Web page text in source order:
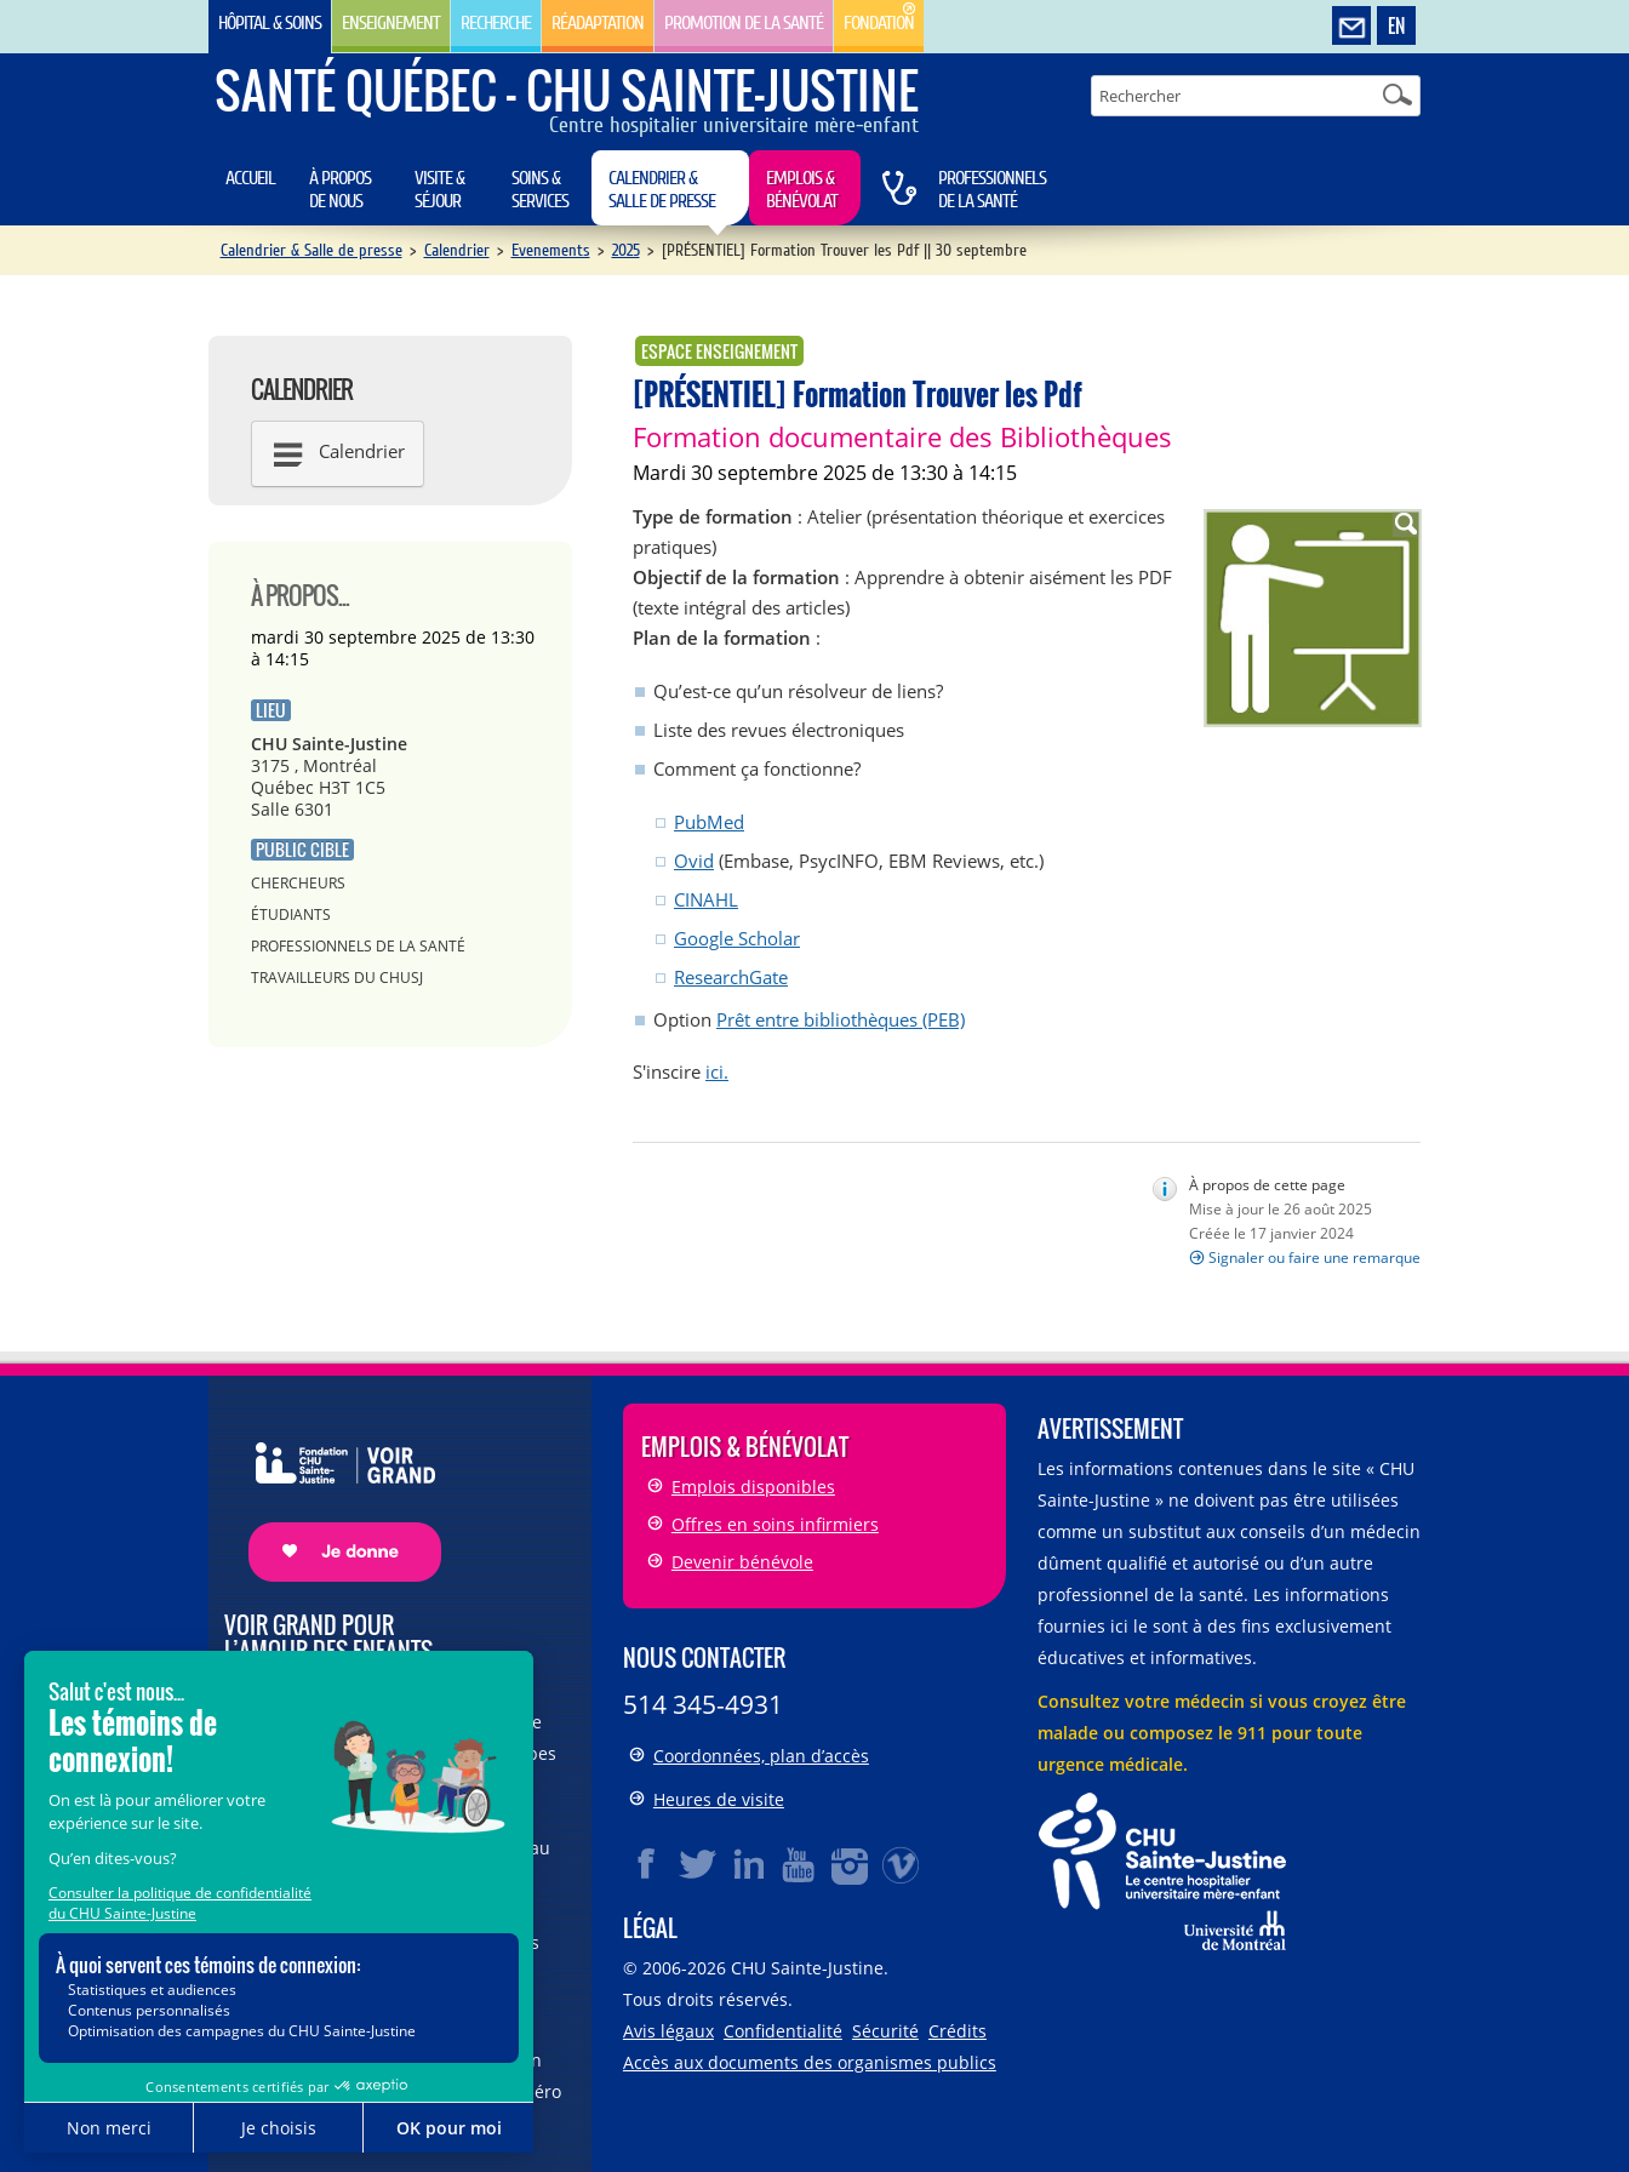
EN
HÔPITAL & SOINS ENSEIGNEMENT RECHERCHE RÉADAPTATION PROMOTION DE LA SANTÉ FONDATION
SANTÉ QUÉBEC - CHU SAINTE-JUSTINE
Centre hospitalier universitaire mère-enfant
ACCUEIL
À PROPOS
DE NOUS
VISITE &
SÉJOUR
SOINS &
SERVICES
CALENDRIER &
SALLE DE PRESSE
EMPLOIS &
BÉNÉVOLAT
PROFESSIONNELS
DE LA SANTÉ
Calendrier & Salle de presse > Calendrier > Evenements > 2025 > [PRÉSENTIEL] Formation Trouver les Pdf || 30 septembre
CALENDRIER
Calendrier
À PROPOS...
mardi 30 septembre 2025 de 13:30
à 14:15
LIEU
CHU Sainte-Justine
3175 , Montréal
Québec H3T 1C5
Salle 6301
PUBLIC CIBLE
CHERCHEURS
ÉTUDIANTS
PROFESSIONNELS DE LA SANTÉ
TRAVAILLEURS DU CHUSJ
ESPACE ENSEIGNEMENT
[PRÉSENTIEL] Formation Trouver les Pdf
Formation documentaire des Bibliothèques
mardi 30 septembre 2025 de 13:30 à 14:15
Type de formation : Atelier (présentation théorique et exercices
pratiques)
Objectif de la formation : Apprendre à obtenir aisément les PDF
(texte intégral des articles)
Plan de la formation :
Qu’est-ce qu’un résolveur de liens?
Liste des revues électroniques
Comment ça fonctionne?
PubMed
Ovid (Embase, PsycINFO, EBM Reviews, etc.)
CINAHL
Google Scholar
ResearchGate
Option Prêt entre bibliothèques (PEB)
S'inscire ici.
À propos de cette page
Mise à jour le 26 août 2025
Créée le 17 janvier 2024
Signaler ou faire une remarque
VOIR GRAND POUR
L’AMOUR DES ENFANTS
vous au cœur de la campagne majeure
Voir Grand, nous conduisons les équipes
soignantes vers les opportunités de la
science et des nouvelles technologies
pour que chaque enfant, où qu’il soit au
Justine. Ensemble, unissons nos forces
pour leur avenir.
Merci de voir grand avec nous.
Vous pouvez également faire votre don
par la poste ou par téléphone au numéro
sans frais1-888-235-DONS (3667)
EMPLOIS & BÉNÉVOLAT
Emplois disponibles
Offres en soins infirmiers
Devenir bénévole
NOUS CONTACTER
514 345-4931
Coordonnées, plan d’accès
Heures de visite
LÉGAL
© 2006-2026CHU Sainte-Justine.
Tous droits réservés.
Avis légaux Confidentialité Sécurité Crédits
Accès aux documents des organismes publics
AVERTISSEMENT
Les informations contenues dans le site « CHU
Sainte-Justine » ne doivent pas être utilisées
comme un substitut aux conseils d’un médecin
dûment qualifié et autorisé ou d’un autre
professionnel de la santé. Les informations
fournies ici le sont à des fins exclusivement
éducatives et informatives.
Consultez votre médecin si vous croyez être
malade ou composez le 911 pour toute
urgence médicale.